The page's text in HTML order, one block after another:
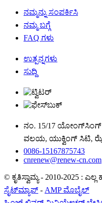
ನಮ್ಮನ್ನು ಸಂಪರ್ಕಿಸಿ
ನಮ್ಮ ಬಗ್ಗೆ
FAQ ಗಳು
ಉತ್ಪನ್ನಗಳು
ಸುದ್ದಿ
ನಂ. 15/17 ಯೋಂಗ್‌ಸಿಂಗ್
ವಲಯ, ಯುಕ್ವಿಂಗ್ ಸಿಟಿ,
0086-15167875743
cnrenew@renew-cn.com
© ಕೃತಿಸ್ವಾಮ್ಯ - 2010-2025 :
ಸೈಟ್‌ಮ್ಯಾಪ್ - AMP ಮೊಬೈಲ್